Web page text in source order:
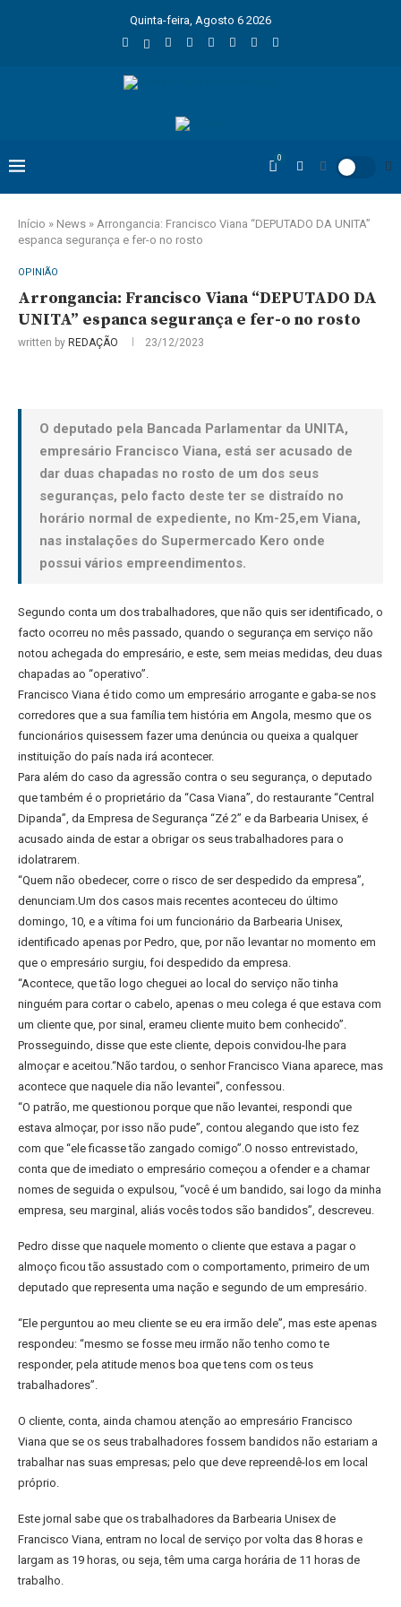
Quinta-feira, Agosto 6 2026
0
Início » News » Arrongancia: Francisco Viana “DEPUTADO DA UNITA”
espanca segurança e fer-o no rosto
OPINIÃO
Arrongancia: Francisco Viana “DEPUTADO DA
UNITA” espanca segurança e fer-o no rosto
written by REDAÇÃO 23/12/2023
O deputado pela Bancada Parlamentar da UNITA,
empresário Francisco Viana, está ser acusado de
dar duas chapadas no rosto de um dos seus
seguranças, pelo facto deste ter se distraído no
horário normal de expediente, no Km-25,em Viana,
nas instalações do Supermercado Kero onde
possui vários empreendimentos.
Segundo conta um dos trabalhadores, que não quis ser identificado, o
facto ocorreu no mês passado, quando o segurança em serviço não
notou achegada do empresário, e este, sem meias medidas, deu duas
chapadas ao “operativo”.
Francisco Viana é tido como um empresário arrogante e gaba-se nos
corredores que a sua família tem história em Angola, mesmo que os
funcionários quisessem fazer uma denúncia ou queixa a qualquer
instituição do país nada irá acontecer.
Para além do caso da agressão contra o seu segurança, o deputado
que também é o proprietário da “Casa Viana”, do restaurante “Central
Dipanda”, da Empresa de Segurança “Zé 2” e da Barbearia Unisex, é
acusado ainda de estar a obrigar os seus trabalhadores para o
idolatrarem.
“Quem não obedecer, corre o risco de ser despedido da empresa”,
denunciam.Um dos casos mais recentes aconteceu do último
domingo, 10, e a vítima foi um funcionário da Barbearia Unisex,
identificado apenas por Pedro, que, por não levantar no momento em
que o empresário surgiu, foi despedido da empresa.
“Acontece, que tão logo cheguei ao local do serviço não tinha
ninguém para cortar o cabelo, apenas o meu colega é que estava com
um cliente que, por sinal, erameu cliente muito bem conhecido”.
Prosseguindo, disse que este cliente, depois convidou-lhe para
almoçar e aceitou.“Não tardou, o senhor Francisco Viana aparece, mas
acontece que naquele dia não levantei”, confessou.
“O patrão, me questionou porque que não levantei, respondi que
estava almoçar, por isso não pude”, contou alegando que isto fez
com que “ele ficasse tão zangado comigo”.O nosso entrevistado,
conta que de imediato o empresário começou a ofender e a chamar
nomes de seguida o expulsou, “você é um bandido, sai logo da minha
empresa, seu marginal, aliás vocês todos são bandidos”, descreveu.
Pedro disse que naquele momento o cliente que estava a pagar o
almoço ficou tão assustado com o comportamento, primeiro de um
deputado que representa uma nação e segundo de um empresário.
“Ele perguntou ao meu cliente se eu era irmão dele”, mas este apenas
respondeu: “mesmo se fosse meu irmão não tenho como te
responder, pela atitude menos boa que tens com os teus
trabalhadores”.
O cliente, conta, ainda chamou atenção ao empresário Francisco
Viana que se os seus trabalhadores fossem bandidos não estariam a
trabalhar nas suas empresas; pelo que deve repreendê-los em local
próprio.
Este jornal sabe que os trabalhadores da Barbearia Unisex de
Francisco Viana, entram no local de serviço por volta das 8 horas e
largam as 19 horas, ou seja, têm uma carga horária de 11 horas de
trabalho.